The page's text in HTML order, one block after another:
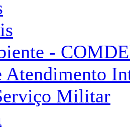
-
Atendimento
Militar